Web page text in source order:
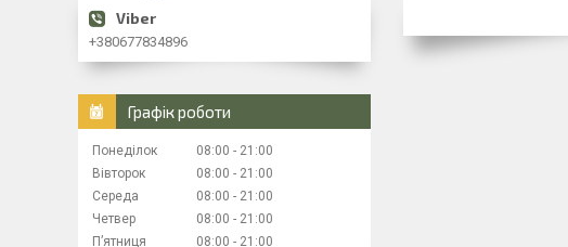
+380677834896
Графік роботи
Понеділок 08:00
21:00
Вівторок
08:00
21:00
Середа
08:00
21:00
Четвер
08:00
21:00
Пʼятниця
08:00 21:00